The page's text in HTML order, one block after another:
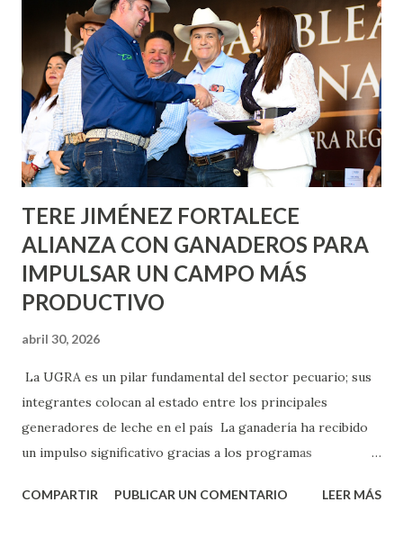
metros cuadrados de pintura, para dar inicio en la calle
Nieto, entre Jesús F. Elizondo y la calle 22 de Octubre, con
lo que se aplicará pintura en 66 casas. Posteriormente se
llevará este programa a Villas de Nuestra Señora de la
Asunción, Avenida Alameda y Decreto 27 de Septiembre, en
los edificios FOVISSSTE Ojo de Agua, en la comunidad
Norias de Paso Hondo y en los edificios de...
TERE JIMÉNEZ FORTALECE
ALIANZA CON GANADEROS PARA
IMPULSAR UN CAMPO MÁS
PRODUCTIVO
abril 30, 2026
La UGRA es un pilar fundamental del sector pecuario; sus
integrantes colocan al estado entre los principales
generadores de leche en el país La ganadería ha recibido
un impulso significativo gracias a los programas
muestra de su respaldo firme y decidido al campo, la
COMPARTIR PUBLICAR UN COMENTARIO LEER MÁS